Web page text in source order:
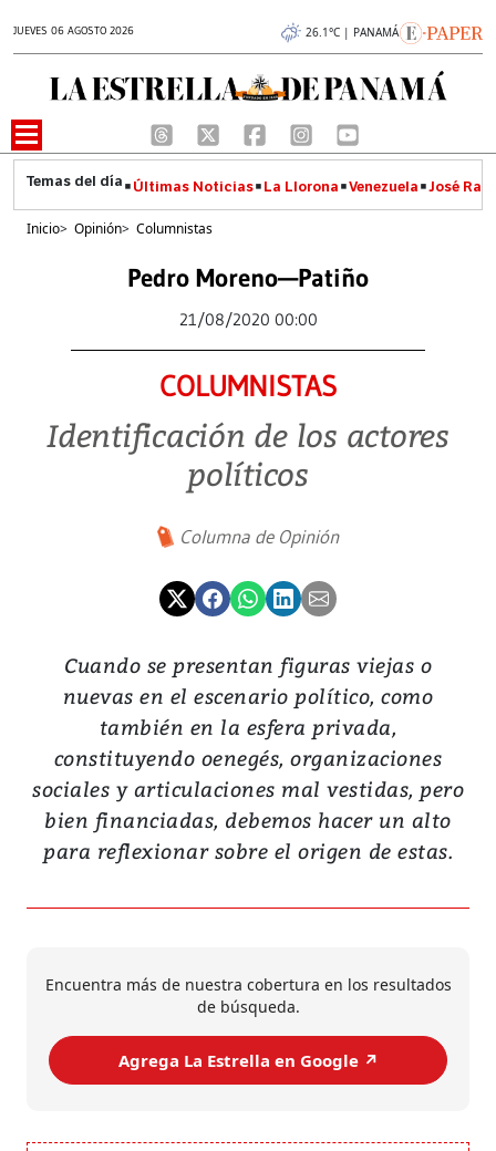
JUEVES 06 AGOSTO 2026 26.1°C | PANAMÁ
Últimas Noticias La Llorona Venezuela José
Inicio> Opinión> Columnistas
Pedro Moreno—Patiño
21/08/2020 00:00
COLUMNISTAS
Identificación de los actores
políticos
Columna de Opinión
Cuando se presentan figuras viejas o
nuevas en el escenario político, como
también en la esfera privada,
constituyendo oenegés, organizaciones
sociales y articulaciones mal vestidas, pero
bien financiadas, debemos hacer un alto
para reflexionar sobre el origen de estas.
Encuentra más de nuestra cobertura en los resultados
de búsqueda.
Agrega La Estrella en Google ↗️